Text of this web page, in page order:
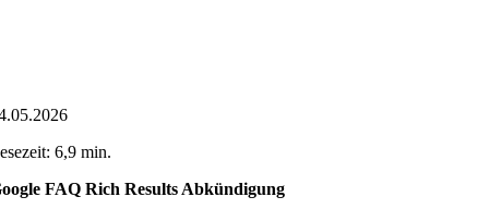
6,9 min.
FAQ Rich Results Abkündigung